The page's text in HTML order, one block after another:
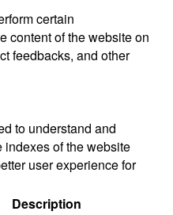
certain
content of the website on
feedbacks, and other
to understand and
indexes of the website
user experience for
Description